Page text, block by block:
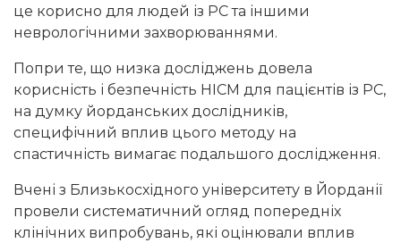
це корисно для людей із РС та іншими
неврологічними захворюваннями.
Попри те, що низка досліджень довела
корисність і безпечність НІСМ для пацієнтів із РС,
на думку йорданських дослідників,
специфічний вплив цього методу на
спастичність вимагає подальшого дослідження.
Вчені з Близькосхідного університету в Йорданії
провели систематичний огляд попередніх
клінічних випробувань, які оцінювали вплив